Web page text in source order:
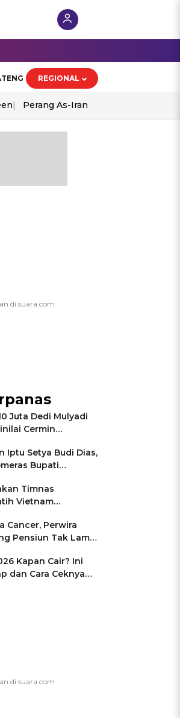
REGIONAL
Perang As-Iran
Juta Dedi Mulyadi
Cermin
Jamin Keamanan
Iptu Setya Budi Dias,
Bupati
Timnas
Vietnam
Jimat di Pakansari
Cancer, Perwira
Pensiun Tak Lama
Kapan Cair? Ini
dan Cara Ceknya
Hangus!